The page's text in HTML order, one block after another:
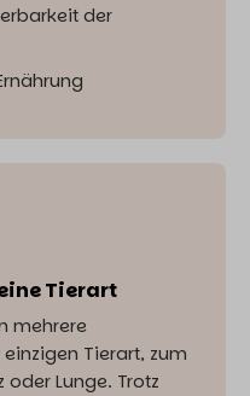
der
Tierart
mehrere
Tierart, zum
oder Lunge. Trotz